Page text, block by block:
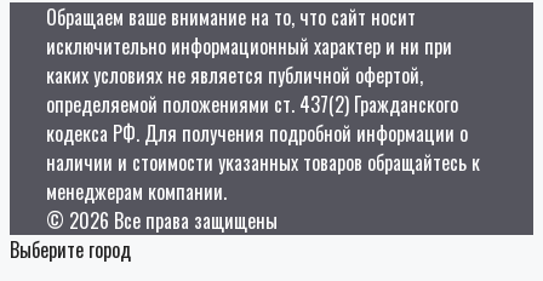
Обращаем ваше внимание на то, что сайт носит
исключительно информационный характер и ни при
каких условиях не является публичной офертой,
определяемой положениями ст. 437(2) Гражданского
кодекса РФ. Для получения подробной информации о
наличии и стоимости указанных товаров обращайтесь к
менеджерам компании.
© 2026 Все права защищены
Выберите город